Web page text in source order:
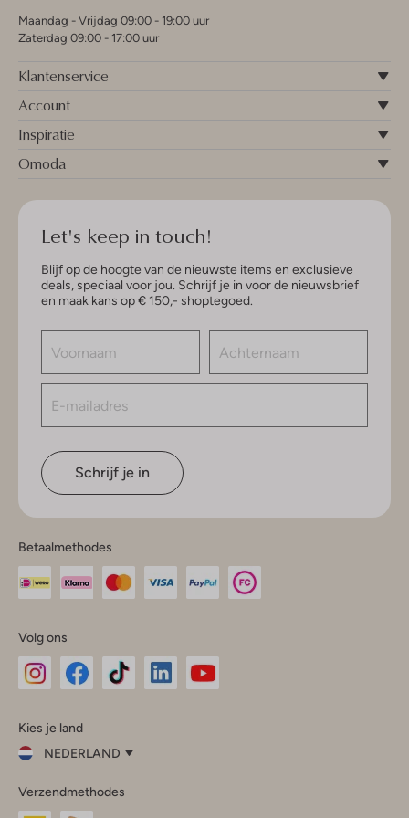
Maandag - Vrijdag 09:00 - 19:00 uur
Zaterdag 09:00 - 17:00 uur
Klantenservice
Account
Inspiratie
Omoda
Let's keep in touch!
Blijf op de hoogte van de nieuwste items en exclusieve
deals, speciaal voor jou. Schrijf je in voor de nieuwsbrief
en maak kans op € 150,- shoptegoed.
Schrijf je in
Betaalmethodes
Volg ons
InstagramFacebook
Kies je land
NEDERLAND
je
land
Verzendmethodes